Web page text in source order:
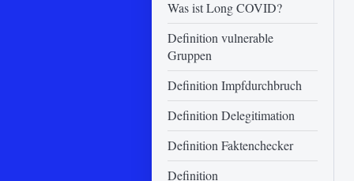
Was ist Long COVID?
Definition vulnerable
Gruppen
Definition Impfdurchbruch
Definition Delegitimation
Definition Faktenchecker
Definition